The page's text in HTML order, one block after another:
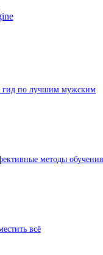
гид по лучшим мужским
методы
всё